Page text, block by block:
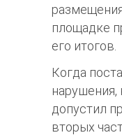
площадке
его итогов.
Когда
нарушения,
допустил
вторых